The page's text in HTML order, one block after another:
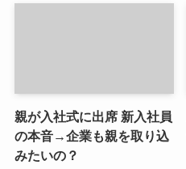
親が入社式に出席 新入社員
の本音→企業も親を取り込
みたいの？